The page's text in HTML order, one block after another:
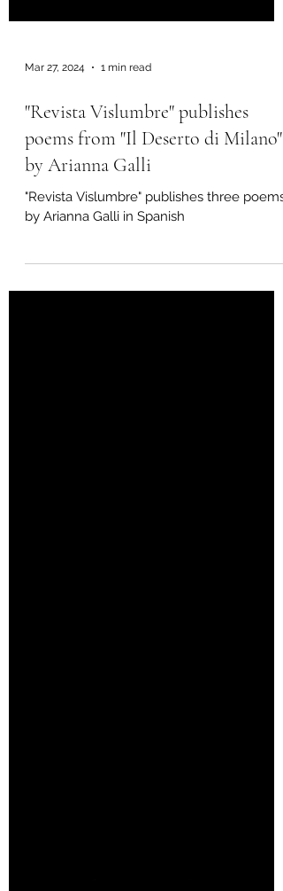
Mar 27, 2024 1 min read
"Revista Vislumbre" publishes
poems from "Il Deserto di Milano"
by Arianna Galli
by Arianna Galli in Spanish